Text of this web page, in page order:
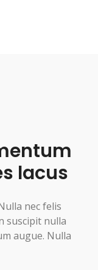
lacus
nec felis
suscipit nulla
augue. Nulla